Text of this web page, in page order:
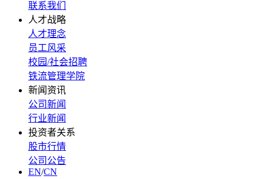
联系我们
人才战略
人才理念
员工风采
校园/社会招聘
铁流管理学院
新闻资讯
公司新闻
行业新闻
投资者关系
股市行情
公司公告
EN/CN